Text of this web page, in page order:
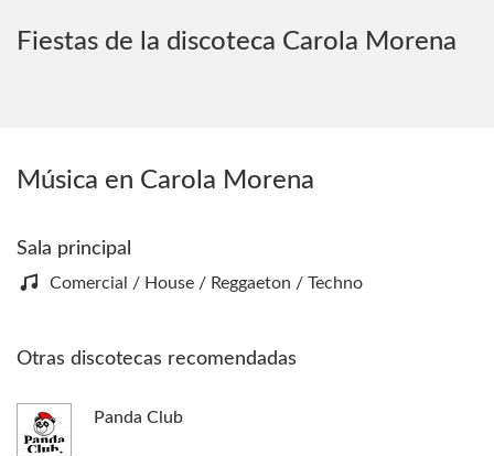
Fiestas de la discoteca Carola Morena
Música en Carola Morena
Sala principal
Comercial / House / Reggaeton / Techno
Otras discotecas recomendadas
Panda Club